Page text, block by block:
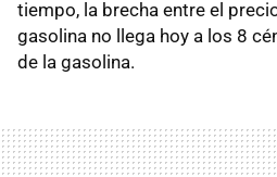
tiempo, la brecha entre el
gasolina no llega hoy a los 8
de la gasolina.